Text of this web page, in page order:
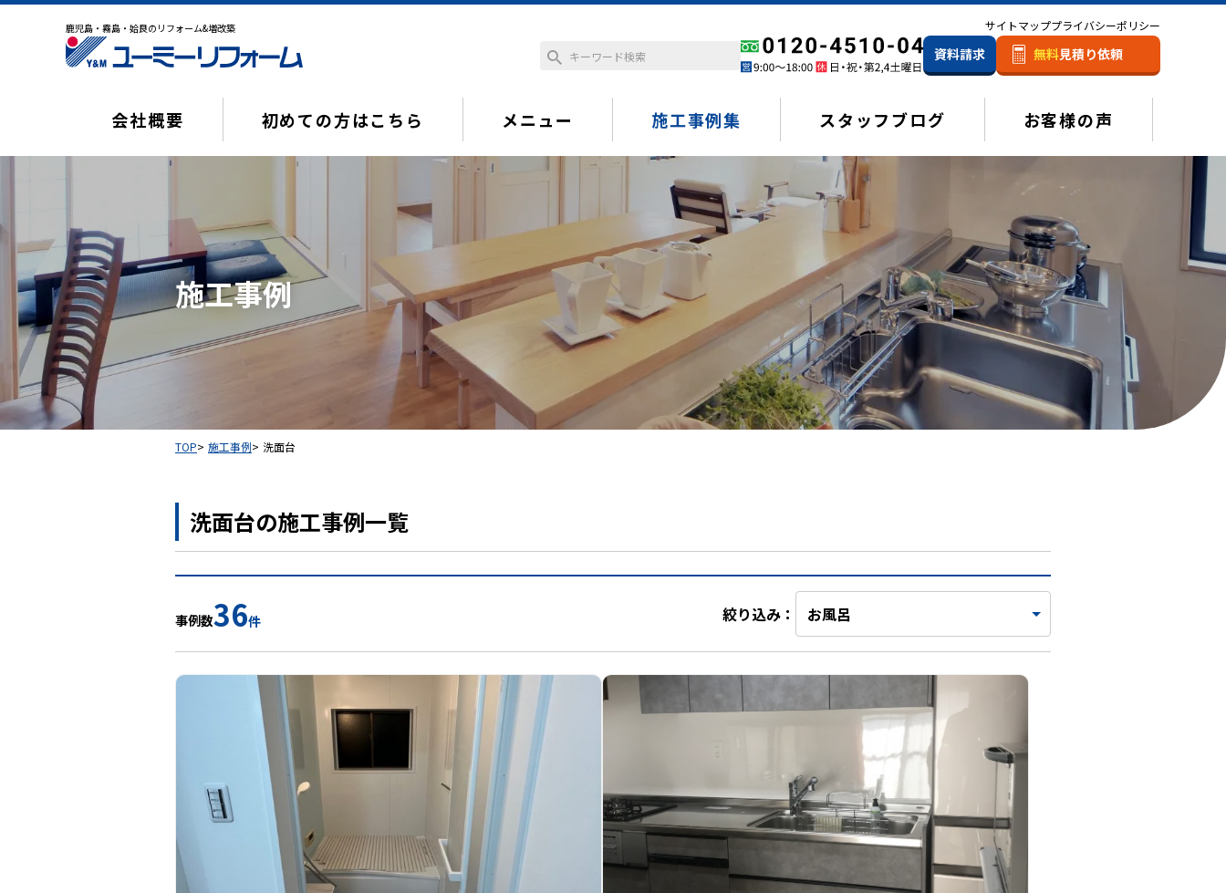
鹿児島・霧島・姶良のリフォーム&増改築 サイトマッププライバシーポリシー
資料請求 無料見積り依頼
会社概要 初めての方はこちら メニュー 施工事例集 スタッフブログ お客様の声
施工事例
TOP 施工事例 洗面台
洗面台の施工事例一覧
事例数36件 絞り込み：